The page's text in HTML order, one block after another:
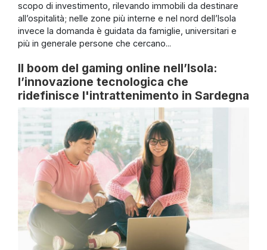
scopo di investimento, rilevando immobili da destinare
all’ospitalità; nelle zone più interne e nel nord dell’Isola
invece la domanda è guidata da famiglie, universitari e
più in generale persone che cercano...
Il boom del gaming online nell’Isola:
l’innovazione tecnologica che
ridefinisce l'intrattenimento in Sardegna